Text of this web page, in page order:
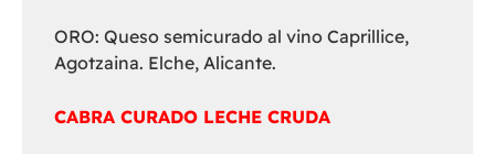
ORO: Queso semicurado al vino Caprillice,
Agotzaina. Elche, Alicante.
CABRA CURADO LECHE CRUDA